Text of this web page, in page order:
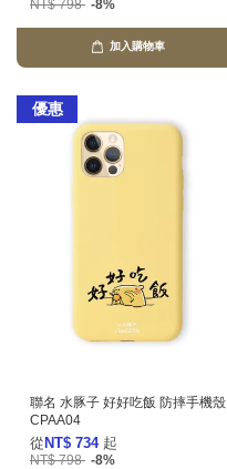
NT$ 798 -8%
加入購物車
優惠
聯名 水豚子 好好吃飯 防摔手機殼
CPAA04
從 NT$ 734 起
NT$ 798 -8%